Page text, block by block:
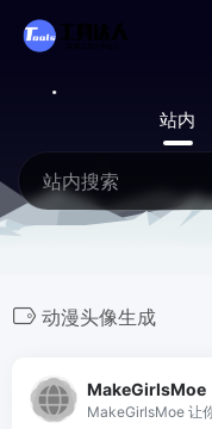
站内
动漫头像生成
MakeGirlsMoe